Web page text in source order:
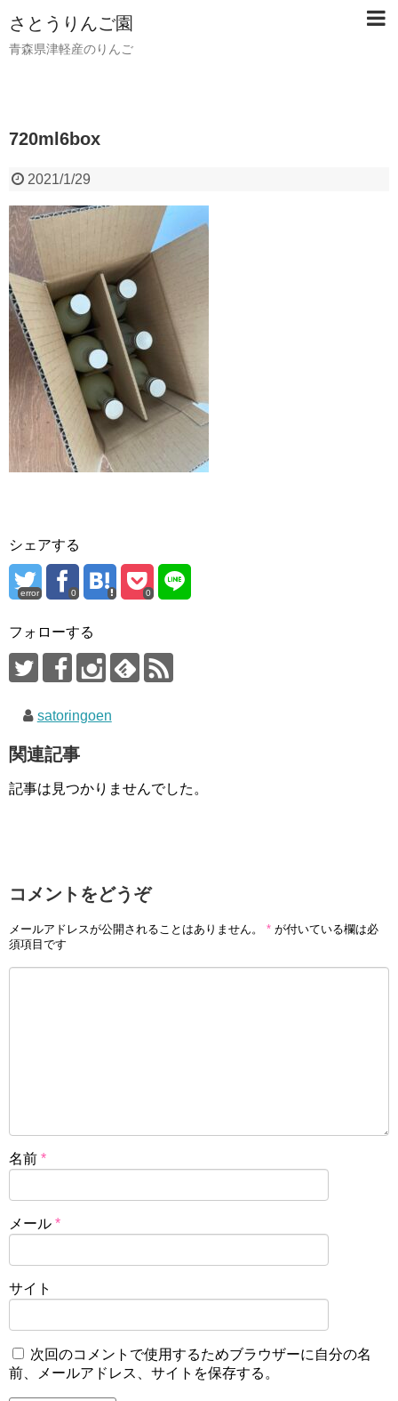
さとうりんご園
青森県津軽産のりんご
720ml6box
2021/1/29
シェアする
error 0 0
フォローする
satoringoen
関連記事
記事は見つかりませんでした。
コメントをどうぞ
メールアドレスが公開されることはありません。 * が付いている欄は必
須項目です
名前 *
メール *
サイト
次回のコメントで使用するためブラウザーに自分の名
前、メールアドレス、サイトを保存する。